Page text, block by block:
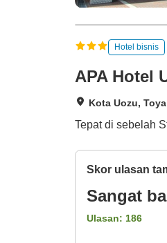
Hotel bisnis
APA Hotel
Kota Uozu,
Tepat di sebelah
Skor ulasan
Sangat
Ulasan: 186